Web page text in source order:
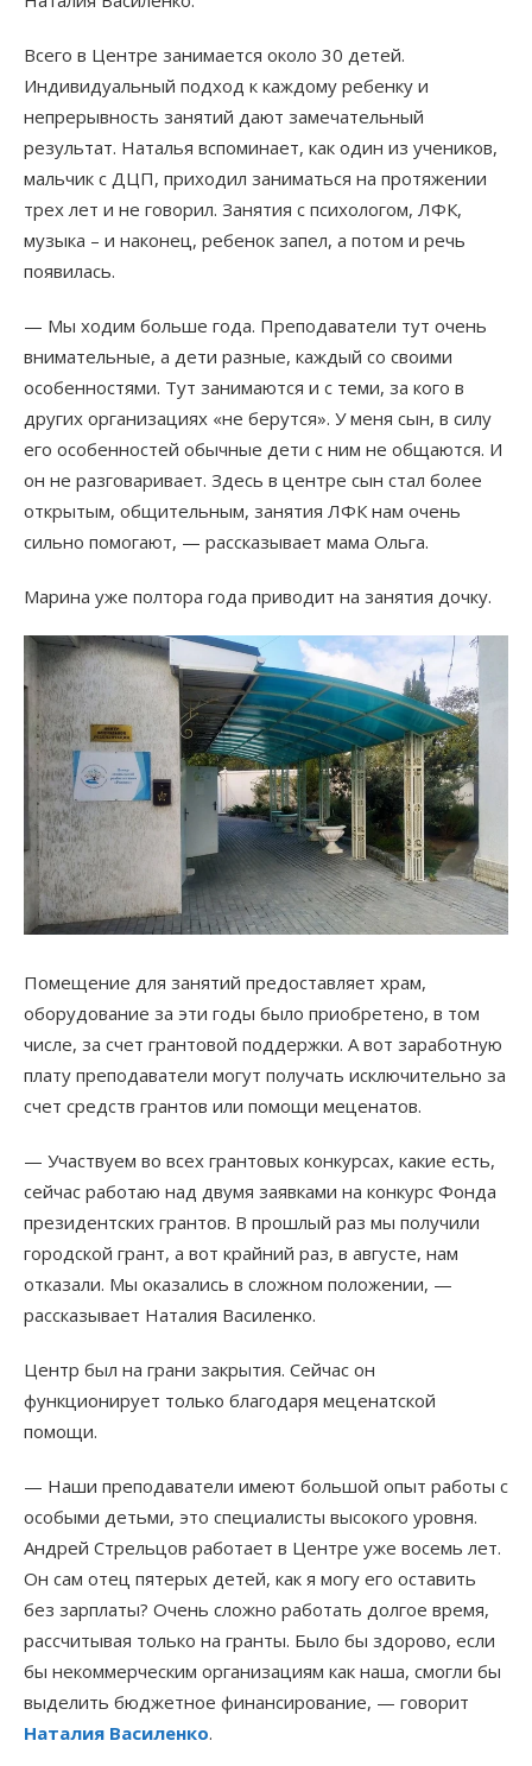
Всего в Центре занимается около 30 детей.
Индивидуальный подход к каждому ребенку и
непрерывность занятий дают замечательный
результат. Наталья вспоминает, как один из учеников,
мальчик с ДЦП, приходил заниматься на протяжении
трех лет и не говорил. Занятия с психологом, ЛФК,
музыка – и наконец, ребенок запел, а потом и речь
появилась.
— Мы ходим больше года. Преподаватели тут очень
внимательные, а дети разные, каждый со своими
особенностями. Тут занимаются и с теми, за кого в
других организациях «не берутся». У меня сын, в силу
его особенностей обычные дети с ним не общаются. И
он не разговаривает. Здесь в центре сын стал более
открытым, общительным, занятия ЛФК нам очень
сильно помогают, — рассказывает мама Ольга.
Марина уже полтора года приводит на занятия дочку.
Помещение для занятий предоставляет храм,
оборудование за эти годы было приобретено, в том
числе, за счет грантовой поддержки. А вот заработную
плату преподаватели могут получать исключительно за
счет средств грантов или помощи меценатов.
— Участвуем во всех грантовых конкурсах, какие есть,
сейчас работаю над двумя заявками на конкурс Фонда
президентских грантов. В прошлый раз мы получили
городской грант, а вот крайний раз, в августе, нам
отказали. Мы оказались в сложном положении, —
рассказывает Наталия Василенко.
Центр был на грани закрытия. Сейчас он
функционирует только благодаря меценатской
помощи.
— Наши преподаватели имеют большой опыт работы с
особыми детьми, это специалисты высокого уровня.
Андрей Стрельцов работает в Центре уже восемь лет.
Он сам отец пятерых детей, как я могу его оставить
без зарплаты? Очень сложно работать долгое время,
рассчитывая только на гранты. Было бы здорово, если
бы некоммерческим организациям как наша, смогли бы
выделить бюджетное финансирование, — говорит
Наталия Василенко.